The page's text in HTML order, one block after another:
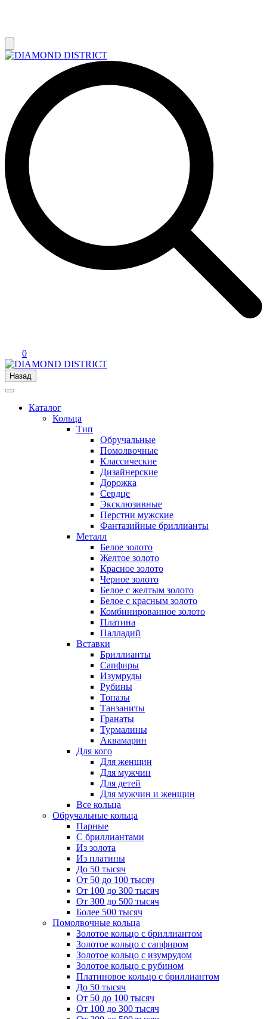
0
Назад
Каталог
Кольца
Тип
Обручальные
Помолвочные
Классические
Дизайнерские
Дорожка
Сердце
Эксклюзивные
Перстни мужские
Фантазийные бриллианты
Металл
Белое золото
Желтое золото
Красное золото
Черное золото
Белое с желтым золото
Белое с красным золото
Комбинированное золото
Платина
Палладий
Вставки
Бриллианты
Сапфиры
Изумруды
Рубины
Топазы
Танзаниты
Гранаты
Турмалины
Аквамарин
Для кого
Для женщин
Для мужчин
Для детей
Для мужчин и женщин
Все кольца
Обручальные кольца
Парные
С бриллиантами
Из золота
Из платины
До 50 тысяч
От 50 до 100 тысяч
От 100 до 300 тысяч
От 300 до 500 тысяч
Более 500 тысяч
Помолвочные кольца
Золотое кольцо с бриллиантом
Золотое кольцо с сапфиром
Золотое кольцо с изумрудом
Золотое кольцо с рубином
Платиновое кольцо с бриллиантом
До 50 тысяч
От 50 до 100 тысяч
От 100 до 300 тысяч